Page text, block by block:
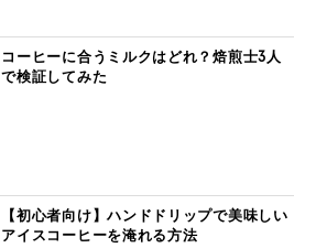
コーヒーに合うミルクはどれ？焙煎士3人
で検証してみた
【初心者向け】ハンドドリップで美味しい
アイスコーヒーを淹れる方法